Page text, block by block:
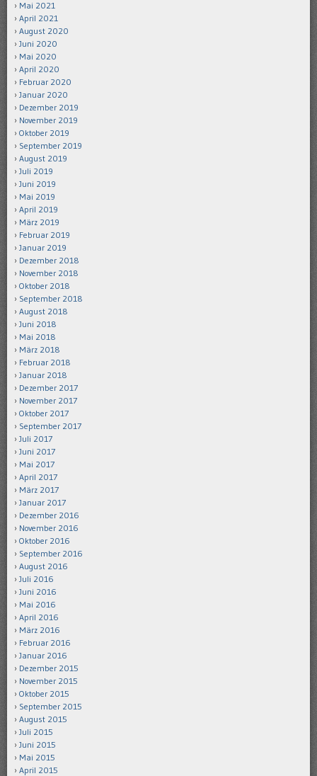
Mai 2021
April 2021
August 2020
Juni 2020
Mai 2020
April 2020
Februar 2020
Januar 2020
Dezember 2019
November 2019
Oktober 2019
September 2019
August 2019
Juli 2019
Juni 2019
Mai 2019
April 2019
März 2019
Februar 2019
Januar 2019
Dezember 2018
November 2018
Oktober 2018
September 2018
August 2018
Juni 2018
Mai 2018
März 2018
Februar 2018
Januar 2018
Dezember 2017
November 2017
Oktober 2017
September 2017
Juli 2017
Juni 2017
Mai 2017
April 2017
März 2017
Januar 2017
Dezember 2016
November 2016
Oktober 2016
September 2016
August 2016
Juli 2016
Juni 2016
Mai 2016
April 2016
März 2016
Februar 2016
Januar 2016
Dezember 2015
November 2015
Oktober 2015
September 2015
August 2015
Juli 2015
Juni 2015
Mai 2015
April 2015